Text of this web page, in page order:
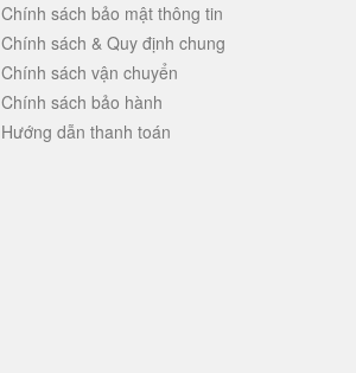
Chính sách bảo mật thông tin
Chính sách & Quy định chung
Chính sách vận chuyển
Chính sách bảo hành
Hướng dẫn thanh toán